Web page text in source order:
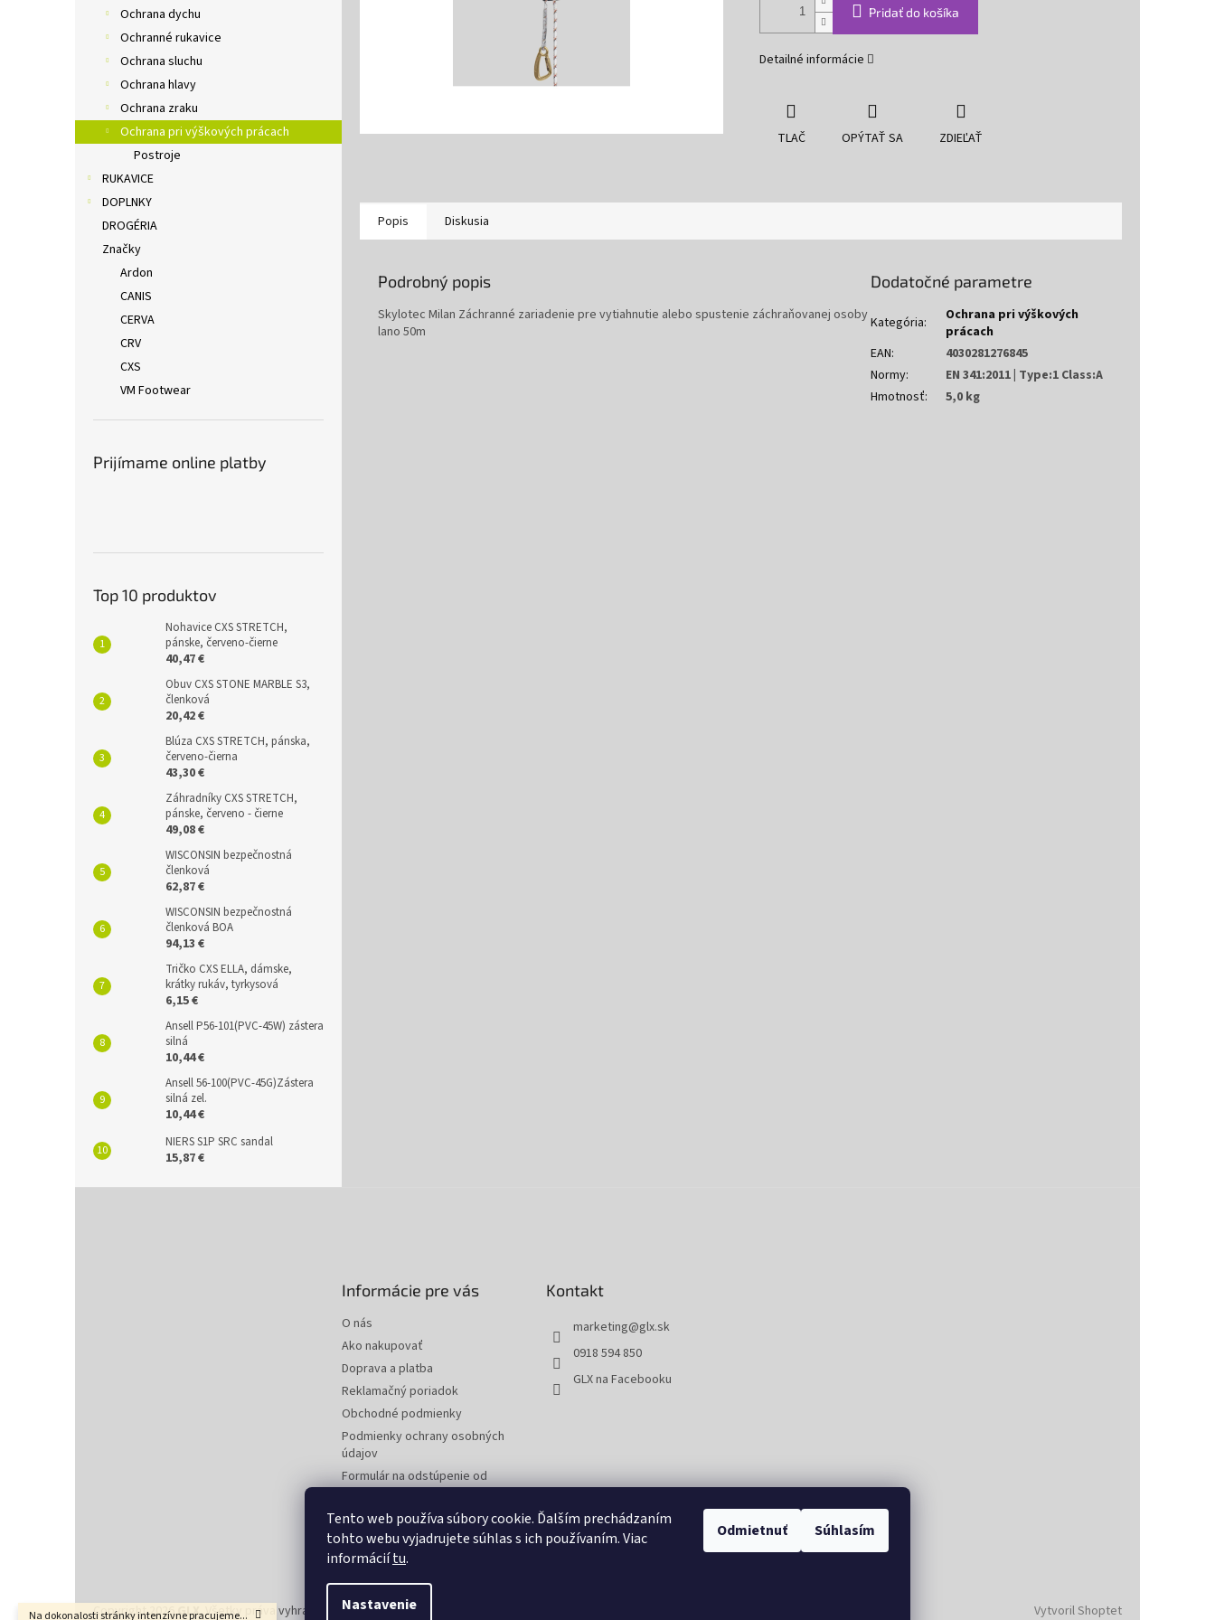
Tento web používa súbory cookie. Ďalším prechádzaním
tohto webu vyjadrujete súhlas s ich používaním. Viac
informáciítu.
Nastavenie
Odmietnuť Súhlasím
Na dokonalosti stránky intenzívne pracujeme...
Ochrana dychu
Ochranné rukavice
Ochrana sluchu
Ochrana hlavy
Ochrana zraku
Ochrana pri výškových prácach
Postroje
RUKAVICE
DOPLNKY
DROGÉRIA
Značky
Ardon
CANIS
CERVA
CRV
CXS
VM Footwear
Prijímame online platby
Top 10 produktov
Nohavice CXS STRETCH,
pánske, červeno-čierne
40,47 €
Obuv CXS STONE MARBLE S3,
členková
20,42 €
Blúza CXS STRETCH, pánska,
červeno-čierna
43,30 €
Záhradníky CXS STRETCH,
pánske, červeno - čierne
49,08 €
WISCONSIN bezpečnostná
členková
62,87 €
WISCONSIN bezpečnostná
členková BOA
94,13 €
Tričko CXS ELLA, dámske,
krátky rukáv, tyrkysová
6,15 €
Ansell P56-101(PVC-45W) zástera
silná
10,44 €
Ansell 56-100(PVC-45G)Zástera
silná zel.
10,44 €
NIERS S1P SRC sandal
15,87 €
Pridať do košíka
Detailné informácie
TLAČ OPÝTAŤ SA ZDIEĽAŤ
Popis Diskusia
Podrobný popis
Skylotec Milan Záchranné zariadenie pre vytiahnutie alebo spustenie záchraňovanej osoby
lano 50m
Dodatočné parametre
Kategória:
Ochrana pri výškových
prácach
EAN:
4030281276845
Normy:
EN 341:2011 | Type:1 Class:A
Hmotnosť: 5,0 kg
Informácie pre vás
O nás
Ako nakupovať
Doprava a platba
Reklamačný poriadok
Obchodné podmienky
Podmienky ochrany osobných
údajov
Formulár na odstúpenie od
Formulár na reklamáciu tovaru
Kontakty
Kontakt
marketing@glx.sk
0918 594 850
GLX na Facebooku
Vytvoril Shoptet
Copyright 2026GLX. Všetky práva vyhradené. Upraviť nastavenie cookies